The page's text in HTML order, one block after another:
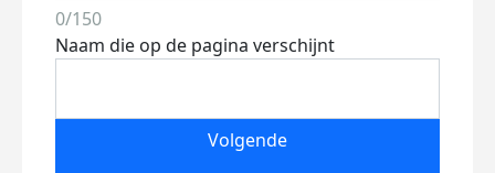
0/150
Naam die op de pagina verschijnt
Volgende